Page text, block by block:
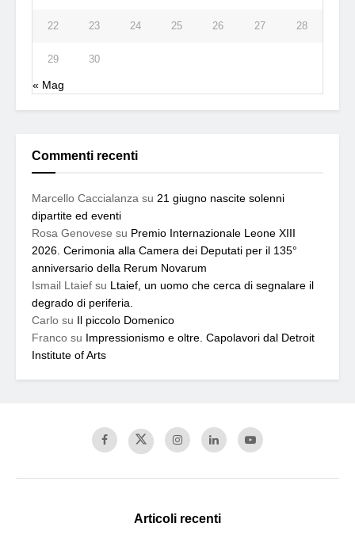
22 23 24 25 26 27 28
29 30
« Mag
Commenti recenti
Marcello Caccialanza su 21 giugno nascite solenni
dipartite ed eventi
Rosa Genovese su Premio Internazionale Leone XIII
2026. Cerimonia alla Camera dei Deputati per il 135°
anniversario della Rerum Novarum
Ismail Ltaief su Ltaief, un uomo che cerca di segnalare il
degrado di periferia.
Carlo su Il piccolo Domenico
Franco su Impressionismo e oltre. Capolavori dal Detroit
Institute of Arts
Articoli recenti